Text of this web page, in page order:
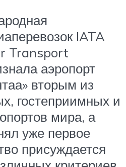
IATA
Transport
аэропорт
вторым из
гостеприимных и
мира, а
уже первое
присуждается